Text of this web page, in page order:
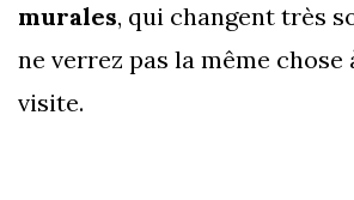
murales, qui changent très
ne verrez pas la même chose
visite.